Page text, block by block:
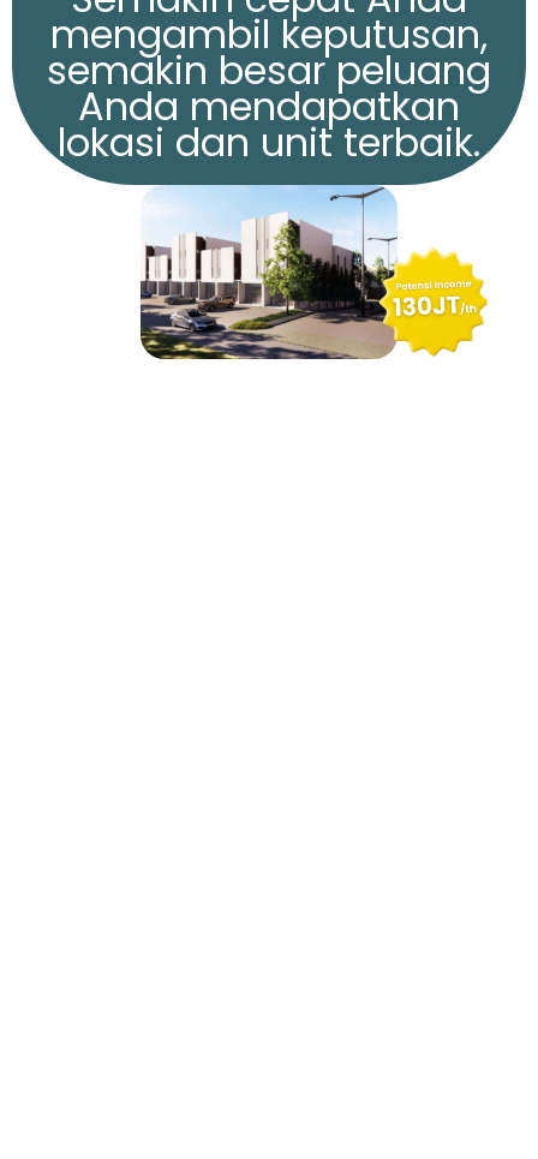
mengambil keputusan,
semakin besar peluang
Anda mendapatkan
lokasi dan unit terbaik.